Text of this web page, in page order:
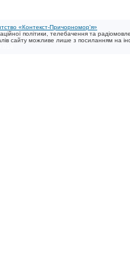
«Контекст-Причорномор'я»
політики, телебачення та
сайту можливе лише з посиланням на